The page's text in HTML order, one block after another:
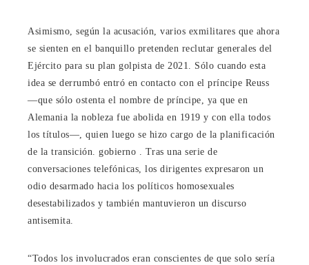
Asimismo, según la acusación, varios exmilitares que ahora
se sienten en el banquillo pretenden reclutar generales del
Ejército para su plan golpista de 2021. Sólo cuando esta
idea se derrumbó entró en contacto con el príncipe Reuss
―que sólo ostenta el nombre de príncipe, ya que en
Alemania la nobleza fue abolida en 1919 y con ella todos
los títulos―, quien luego se hizo cargo de la planificación
de la transición. gobierno . Tras una serie de
conversaciones telefónicas, los dirigentes expresaron un
odio desarmado hacia los políticos homosexuales
desestabilizados y también mantuvieron un discurso
antisemita.
“Todos los involucrados eran conscientes de que solo sería